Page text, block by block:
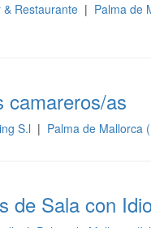
& Restaurante | Palma de
camareros/as
S.l | Palma de Mallorca
de Sala con